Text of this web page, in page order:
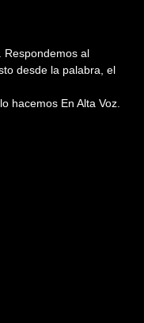
Respondemos al
desde la palabra, el
hacemos En Alta Voz.